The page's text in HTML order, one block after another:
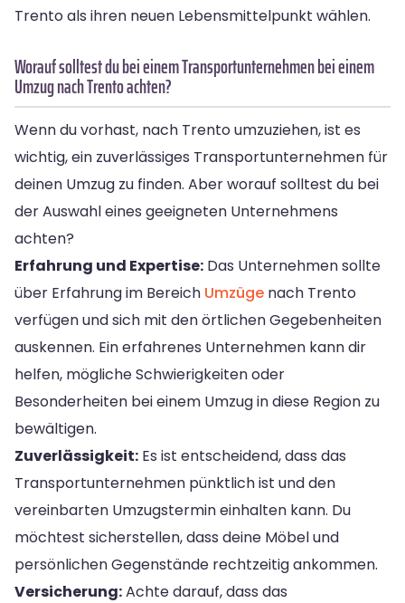
Trento als ihren neuen Lebensmittelpunkt wählen.
Worauf solltest du bei einem Transportunternehmen bei einem
Umzug nach Trento achten?
Wenn du vorhast, nach Trento umzuziehen, ist es
wichtig, ein zuverlässiges Transportunternehmen für
deinen Umzug zu finden. Aber worauf solltest du bei
der Auswahl eines geeigneten Unternehmens
achten?
Erfahrung und Expertise: Das Unternehmen sollte
über Erfahrung im Bereich Umzüge nach Trento
verfügen und sich mit den örtlichen Gegebenheiten
auskennen. Ein erfahrenes Unternehmen kann dir
helfen, mögliche Schwierigkeiten oder
Besonderheiten bei einem Umzug in diese Region zu
bewältigen.
Zuverlässigkeit: Es ist entscheidend, dass das
Transportunternehmen pünktlich ist und den
vereinbarten Umzugstermin einhalten kann. Du
möchtest sicherstellen, dass deine Möbel und
persönlichen Gegenstände rechtzeitig ankommen.
Versicherung:Achte darauf, dass das